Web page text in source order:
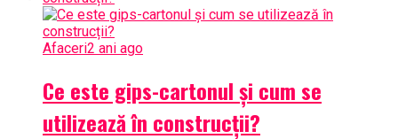
Afaceri2 ani ago
Ce este gips-cartonul și cum se
utilizează în construcții?